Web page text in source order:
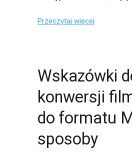
Przeczytaj więcej
Wskazówki
konwersji
do formatu
sposoby